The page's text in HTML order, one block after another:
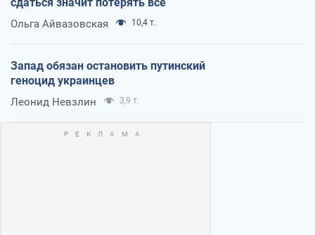
Ольга Айвазовская 10,4 т.
Запад обязан остановить путинский
геноцид украинцев
Леонид Невзлин 3,9 т.